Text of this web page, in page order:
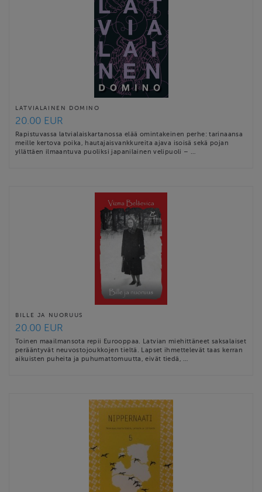
LATVIALAINEN DOMINO
20.00 EUR
Rapistuvassa latvialaiskartanossa elää omintakeinen perhe: tarinaansa
meille kertova poika, hautajaisvankkureita ajava isoisä sekä pojan
yllättäen ilmaantuva puoliksi japanilainen velipuoli – …
BILLE JA NUORUUS
20.00 EUR
Toinen maailmansota repii Eurooppaa. Latvian miehittäneet saksalaiset
perääntyvät neuvostojoukkojen tieltä. Lapset ihmettelevät taas kerran
aikuisten puheita ja puhumattomuutta, eivät tiedä, …